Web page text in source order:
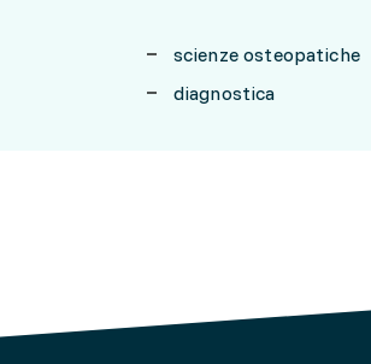
scienze osteopatiche
diagnostica